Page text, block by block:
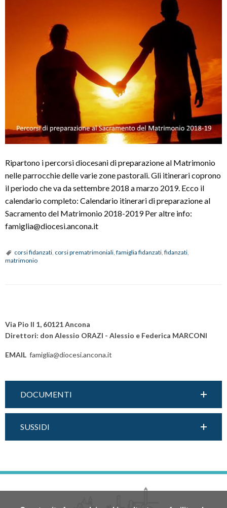
Ripartono i percorsi diocesani di preparazione al Matrimonio
nelle parrocchie delle varie zone pastorali. Gli itinerari coprono
il periodo che va da settembre 2018 a marzo 2019. Ecco il
calendario completo: Calendario itinerari di preparazione al
Sacramento del Matrimonio 2018-2019 Per altre info:
famiglia@diocesi.ancona.it
corsi fidanzati, corsi prematrimoniali, famiglia fidanzati, fidanzati,
matrimonio
o
s
g
t
Via Pio II 1, 60121 Ancona
Direttori: don Alessio ORAZI - Alessio e Federica MARCONI
EMAIL famiglia@diocesi.ancona.it
DOCUMENTI
SUSSIDI